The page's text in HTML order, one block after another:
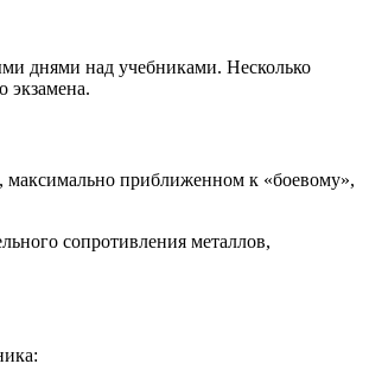
днями над учебниками. Несколько
экзамена.
максимально приближенном к «боевому»,
сопротивления металлов,